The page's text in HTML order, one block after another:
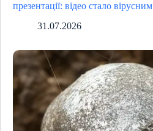
презентації: відео стало вірусним
31.07.2026